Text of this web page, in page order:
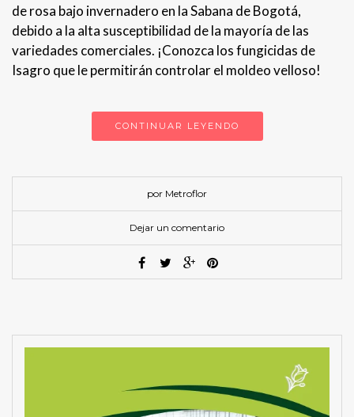
de rosa bajo invernadero en la Sabana de Bogotá,
debido a la alta susceptibilidad de la mayoría de las
variedades comerciales. ¡Conozca los fungicidas de
Isagro que le permitirán controlar el moldeo velloso!
CONTINUAR LEYENDO
por Metroflor
Dejar un comentario